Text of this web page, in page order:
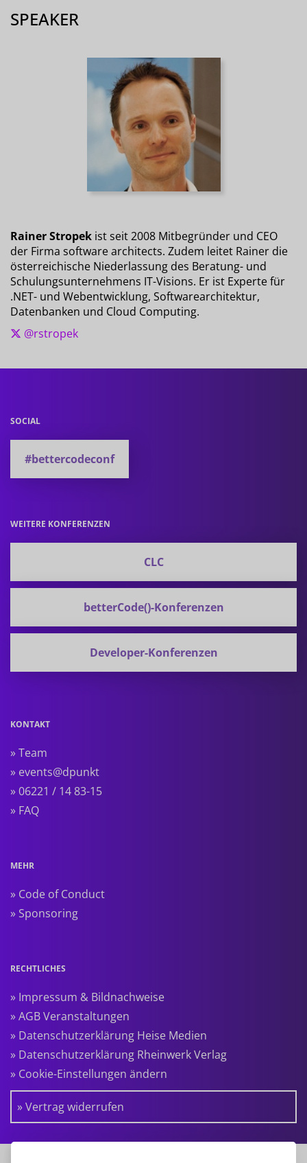
SPEAKER
Rainer Stropek ist seit 2008 Mitbegründer und CEO
der Firma software architects. Zudem leitet Rainer die
österreichische Niederlassung des Beratung- und
Schulungsunternehmens IT-Visions. Er ist Experte für
.NET- und Webentwicklung, Softwarearchitektur,
Datenbanken und Cloud Computing.
@rstropek
SOCIAL
#bettercodeconf
WEITERE KONFERENZEN
CLC
betterCode()-Konferenzen
Developer-Konferenzen
KONTAKT
» Team
» events@dpunkt
» 06221 / 14 83-15
» FAQ
MEHR
» Code of Conduct
» Sponsoring
RECHTLICHES
» Impressum & Bildnachweise
» AGB Veranstaltungen
» Datenschutzerklärung Heise Medien
» Datenschutzerklärung Rheinwerk Verlag
» Cookie-Einstellungen ändern
» Vertrag widerrufen